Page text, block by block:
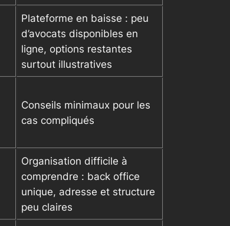
Plateforme en baisse : peu
d’avocats disponibles en
ligne, options restantes
surtout illustratives
Conseils minimaux pour les
cas compliqués
Organisation difficile à
comprendre : back office
unique, adresse et structure
peu claires